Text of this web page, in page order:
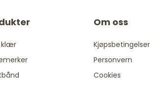
klær
Om oss
Kjøpsbetingelser
Personvern
Cookies